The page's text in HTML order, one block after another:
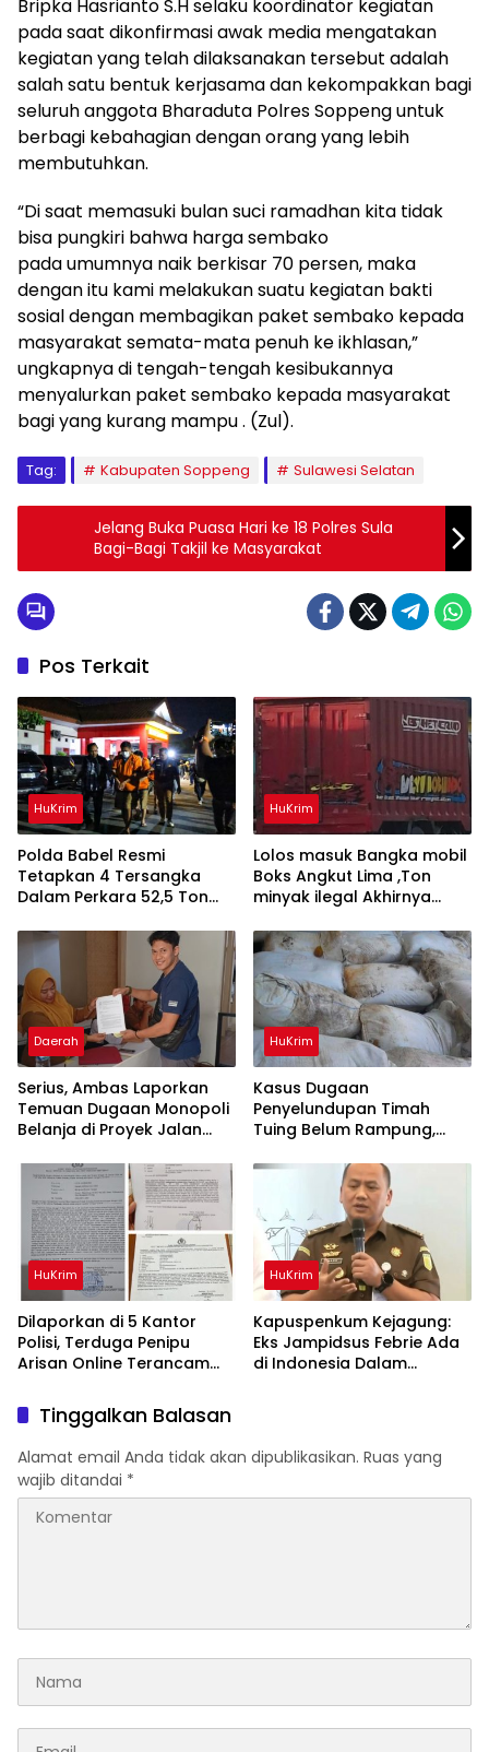
Bripka Hasrianto S.H selaku koordinator kegiatan
pada saat dikonfirmasi awak media mengatakan
kegiatan yang telah dilaksanakan tersebut adalah
salah satu bentuk kerjasama dan kekompakkan bagi
seluruh anggota Bharaduta Polres Soppeng untuk
berbagi kebahagian dengan orang yang lebih
membutuhkan.
“Di saat memasuki bulan suci ramadhan kita tidak
bisa pungkiri bahwa harga sembako
pada umumnya naik berkisar 70 persen, maka
dengan itu kami melakukan suatu kegiatan bakti
sosial dengan membagikan paket sembako kepada
masyarakat semata-mata penuh ke ikhlasan,”
ungkapnya di tengah-tengah kesibukannya
menyalurkan paket sembako kepada masyarakat
bagi yang kurang mampu . (Zul).
Tag: Kabupaten Soppeng Sulawesi Selatan
Jelang Buka Puasa Hari ke 18 Polres Sula
Bagi-Bagi Takjil ke Masyarakat
Pos Terkait
HuKrim
Polda Babel Resmi
Tetapkan 4 Tersangka
Dalam Perkara 52,5 Ton
Belitung
HuKrim
Lolos masuk Bangka mobil
Boks Angkut Lima ,Ton
minyak ilegal Akhirnya
Daerah
Serius, Ambas Laporkan
‎Temuan Dugaan Monopoli
Belanja di Proyek Jalan
HuKrim
Kasus Dugaan
Penyelundupan Timah
Tuing Belum Rampung,
Dalam Informasi
HuKrim
Dilaporkan di 5 Kantor
Polisi, Terduga Penipu
Arisan Online Terancam
denda Rp.500 Juta
HuKrim
Kapuspenkum Kejagung:
Eks Jampidsus Febrie Ada
di Indonesia Dalam
Tinggalkan Balasan
Alamat email Anda tidak akan dipublikasikan. Ruas yang
wajib ditandai *